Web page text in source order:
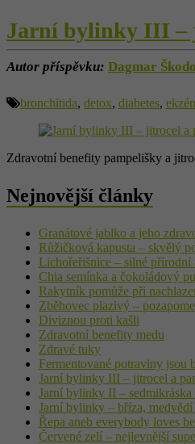
Jarní bylinky III –
Autor příspěvku: Dagmar
bronchitida, detox, diabetes,
Zdravotní benefity pampelišky a
Nejnovější články
Granátové jablko a jeho
Růžičková kapusta – skvělý
Lichořeřišnice – silné
Chia semínka a čokoládový
Rakytník pomůže při
Zběhovec plazivý –
Diviznou proti kašli
Zdravotní benefity medu
Zdravé tuky
Fermentované potraviny jsou
Jarní bylinky III – jitrocel a
Jarní bylinky II – sedmikráska
Jarní bylinky – bříza,
Řepa aneb everybody loves
Červené zelí – nejlevnější